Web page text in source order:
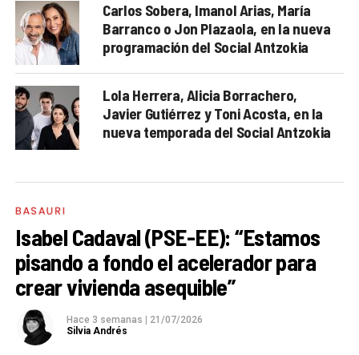
Carlos Sobera, Imanol Arias, María
Barranco o Jon Plazaola, en la nueva
programación del Social Antzokia
Lola Herrera, Alicia Borrachero,
Javier Gutiérrez y Toni Acosta, en la
nueva temporada del Social Antzokia
BASAURI
Isabel Cadaval (PSE-EE): “Estamos
pisando a fondo el acelerador para
crear vivienda asequible”
Hace 3 semanas
21/07/2026
Silvia Andrés